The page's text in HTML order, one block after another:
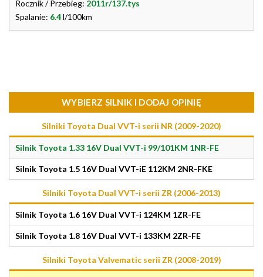
Rocznik / Przebieg: 2011r/137.tys
Spalanie: 6.4l/100km
WYBIERZ SILNIK I DODAJ OPINIĘ
Silniki Toyota Dual VVT-i serii NR (2009-2020)
Silnik Toyota 1.33 16V Dual VVT-i 99/101KM 1NR-FE
Silnik Toyota 1.5 16V Dual VVT-iE 112KM 2NR-FKE
Silniki Toyota Dual VVT-i serii ZR (2006-2013)
Silnik Toyota 1.6 16V Dual VVT-i 124KM 1ZR-FE
Silnik Toyota 1.8 16V Dual VVT-i 133KM 2ZR-FE
Silniki Toyota Valvematic serii ZR (2008-2019)